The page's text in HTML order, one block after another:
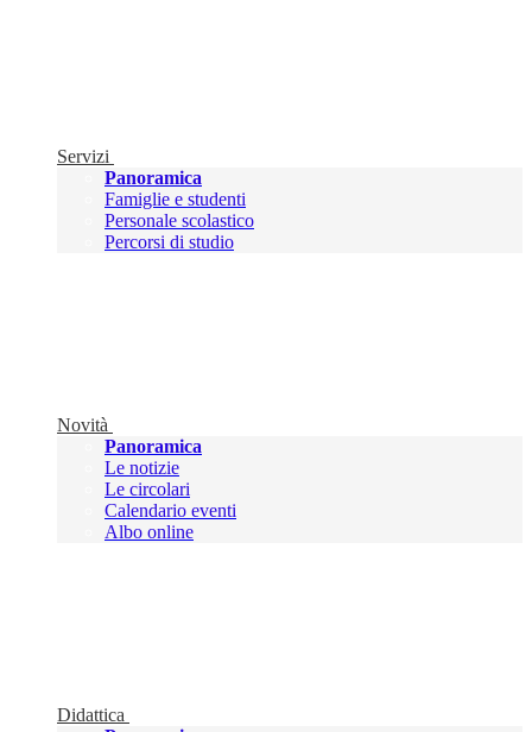
Servizi
Panoramica
Famiglie e studenti
Personale scolastico
Percorsi di studio
Novità
Panoramica
Le notizie
Le circolari
Calendario eventi
Albo online
Didattica